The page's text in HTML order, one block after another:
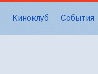
Киноклуб События